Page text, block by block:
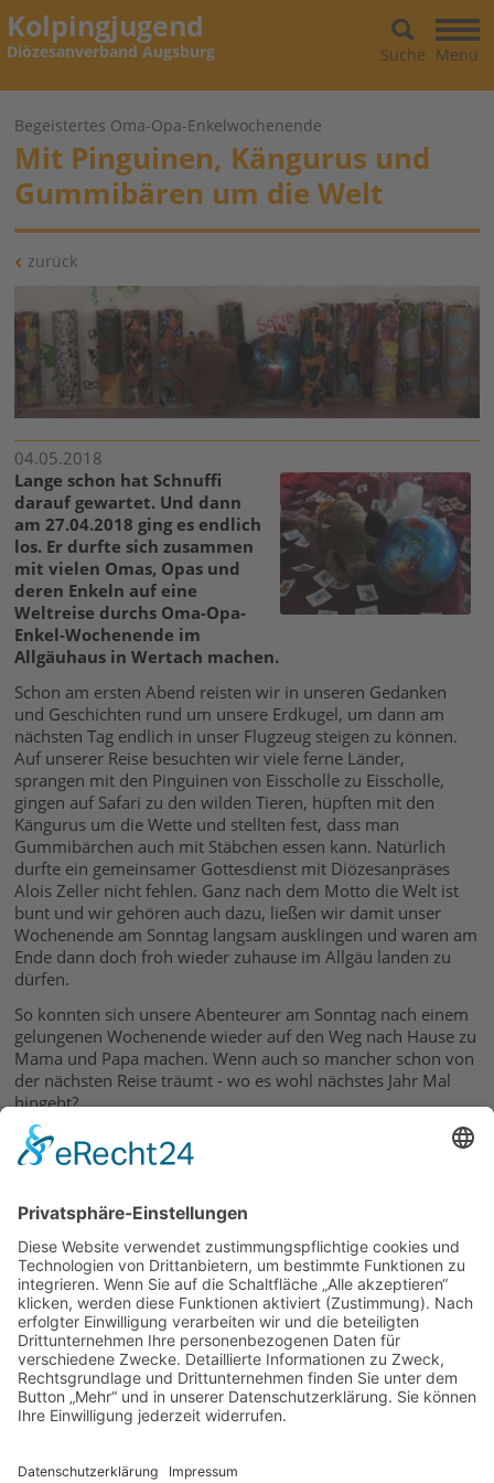
Kolpingjugend
Diözesanverband Augsburg Menü
Suche
Begeistertes Oma-Opa-Enkelwochenende
Mit Pinguinen, Kängurus und
Gummibären um die Welt
zurück
04.05.2018
Lange schon hat Schnuffi
darauf gewartet. Und dann
am 27.04.2018 ging es endlich
los. Er durfte sich zusammen
mit vielen Omas, Opas und
deren Enkeln auf eine
Weltreise durchs Oma-Opa-
Enkel-Wochenende im
Allgäuhaus in Wertach machen.
Schon am ersten Abend reisten wir in unseren Gedanken
und Geschichten rund um unsere Erdkugel, um dann am
nächsten Tag endlich in unser Flugzeug steigen zu können.
Auf unserer Reise besuchten wir viele ferne Länder,
sprangen mit den Pinguinen von Eisscholle zu Eisscholle,
gingen auf Safari zu den wilden Tieren, hüpften mit den
Kängurus um die Wette und stellten fest, dass man
Gummibärchen auch mit Stäbchen essen kann. Natürlich
durfte ein gemeinsamer Gottesdienst mit Diözesanpräses
Alois Zeller nicht fehlen. Ganz nach dem Motto die Welt ist
bunt und wir gehören auch dazu, ließen wir damit unser
Wochenende am Sonntag langsam ausklingen und waren am
Ende dann doch froh wieder zuhause im Allgäu landen zu
dürfen.
So konnten sich unsere Abenteurer am Sonntag nach einem
gelungenen Wochenende wieder auf den Weg nach Hause zu
Mama und Papa machen. Wenn auch so mancher schon von
der nächsten Reise träumt - wo es wohl nächstes Jahr Mal
hingeht?
Eigentlich war das noch geheim, aber Schnuffi hat sich am
Wochenende dann doch verplappert. Er freut sich schon
gehen.
Text und Bild: Michaela Würfel
04.05.2018
zurück